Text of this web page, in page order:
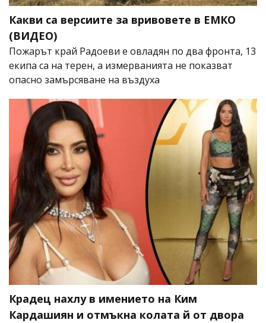
Какви са версиите за вривовете в ЕМКО
(ВИДЕО)
Пожарът край Радоеви е овладян по два фронта, 13
екипа са на терен, а измерванията не показват
опасно замърсяване на въздуха
Крадец нахлу в имението на Ким
Кардашиян и отмъкна колата й от двора